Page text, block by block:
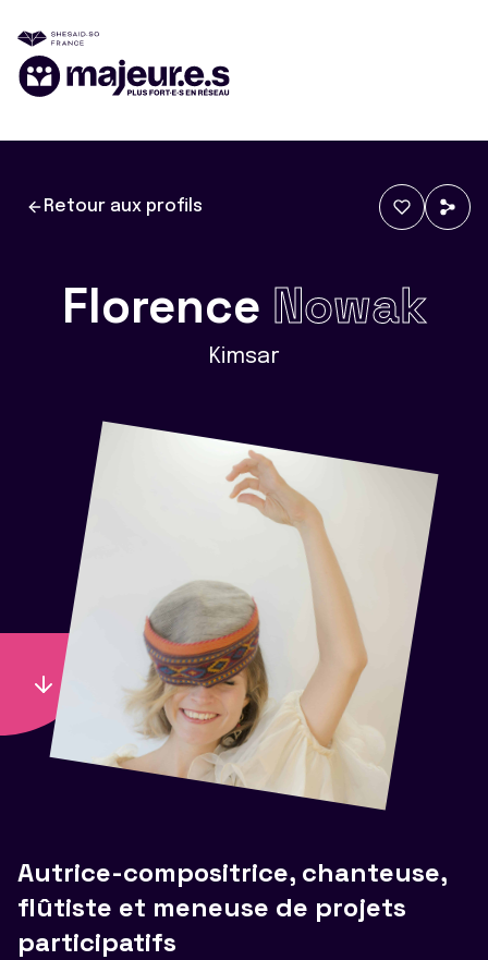
Retour aux profils
Florence Nowak
Kimsar
Autrice-compositrice, chanteuse,
flûtiste et meneuse de projets
participatifs